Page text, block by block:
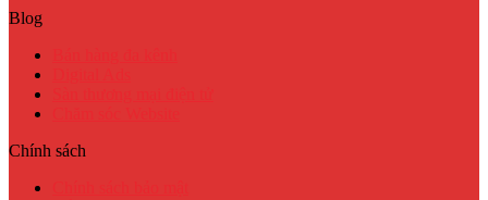
Blog
Chính sách